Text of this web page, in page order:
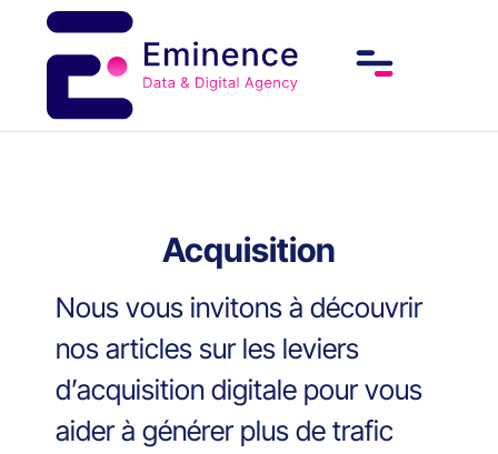
Acquisition
Nous vous invitons à découvrir
nos articles sur les leviers
d’acquisition digitale pour vous
aider à générer plus de trafic